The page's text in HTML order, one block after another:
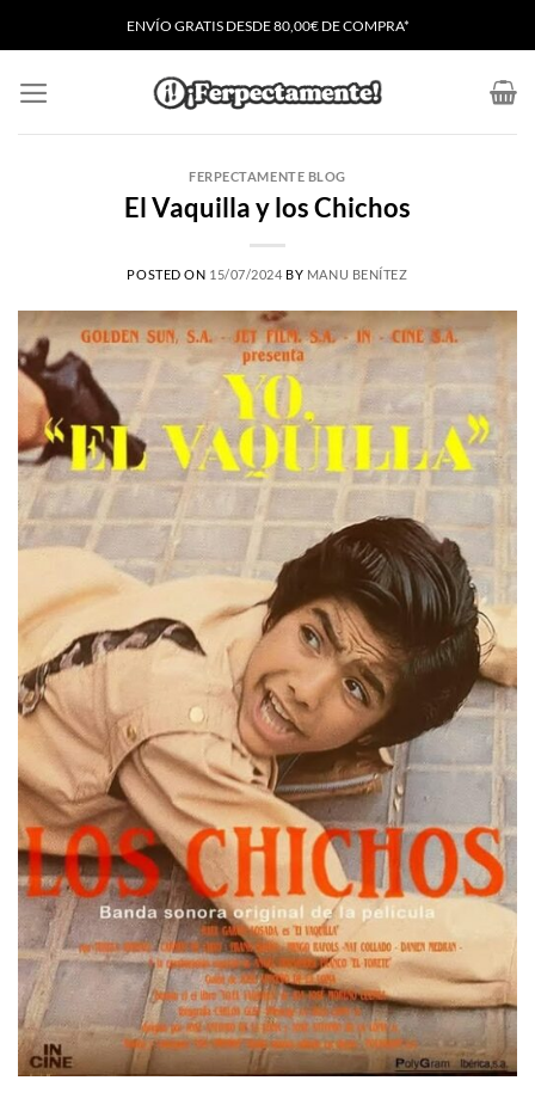
ENVÍO GRATIS DESDE 80,00€ DE COMPRA*
FERPECTAMENTE BLOG
El Vaquilla y los Chichos
POSTED ON 15/07/2024 BY MANU BENÍTEZ